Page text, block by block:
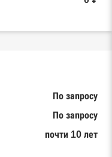
По запросу
По запросу
почти 10 лет